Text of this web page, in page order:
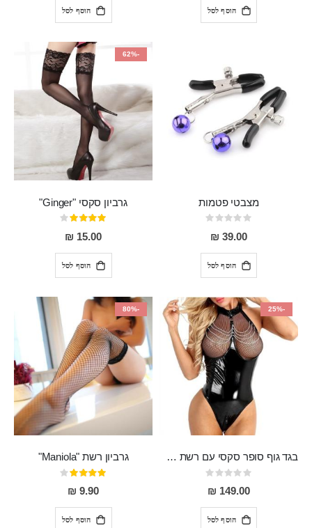
הוסף לסל הוסף לסל
מצבטי פטמות
Rating:
0%
39.00 ₪
הוסף לסל
-62%
גרביון סקסי "Ginger"
דירוג:
80%
15.00 ₪
הוסף לסל
-25%
בגד גוף סופר סקסי עם רשת שקופה בחזה ושרשרות מלמעלה וריצרץ מלמטה Pan במפשעה
Rating:
0%
149.00 ₪
הוסף לסל
-80%
גרביון רשת "Maniola"
דירוג:
80%
9.90 ₪
הוסף לסל